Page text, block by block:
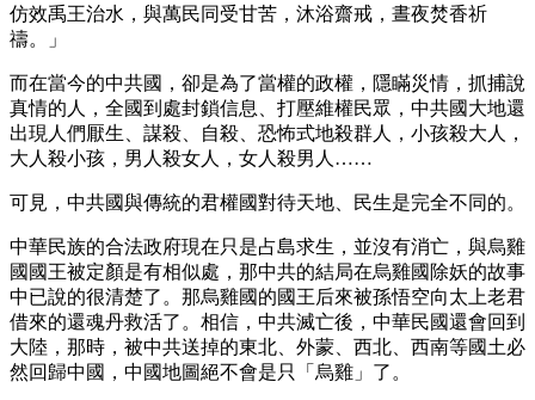
仿效禹王治水，與萬民同受甘苦，沐浴齋戒，晝夜焚香祈
禱。」
而在當今的中共國，卻是為了當權的政權，隱瞞災情，抓捕說
真情的人，全國到處封鎖信息、打壓維權民眾，中共國大地還
出現人們厭生、謀殺、自殺、恐怖式地殺群人，小孩殺大人，
大人殺小孩，男人殺女人，女人殺男人……
可見，中共國與傳統的君權國對待天地、民生是完全不同的。
中華民族的合法政府現在只是占島求生，並沒有消亡，與烏雞
國國王被定顏是有相似處，那中共的結局在烏雞國除妖的故事
中已說的很清楚了。那烏雞國的國王后來被孫悟空向太上老君
借來的還魂丹救活了。相信，中共滅亡後，中華民國還會回到
大陸，那時，被中共送掉的東北、外蒙、西北、西南等國土必
然回歸中國，中國地圖絕不會是只「烏雞」了。